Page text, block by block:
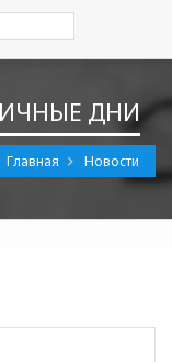
ДНИ
Главная Новости